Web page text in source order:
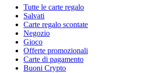
Tutte le carte regalo
Salvati
Carte regalo scontate
Negozio
Gioco
Offerte promozionali
Carte di pagamento
Buoni Crypto